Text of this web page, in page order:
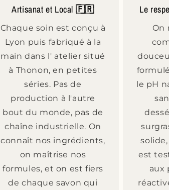
Artisanat et Local 🇫🇷
Chaque soin est conçu à
Lyon puis fabriqué à la
main dans l' atelier situé
à Thonon, en petites
séries. Pas de
production à l'autre
bout du monde, pas de
chaîne industrielle. On
connaît nos ingrédients,
on maîtrise nos
formules, et on est fiers
de chaque savon qui
Le
On
le pH
est
aux